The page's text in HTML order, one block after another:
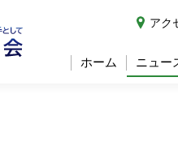
ホーム ニュー
アク